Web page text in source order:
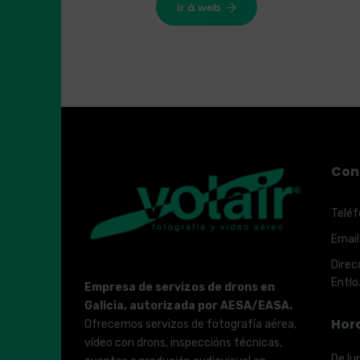
Ir á web
Empresa de servizos de drons en
Galicia, autorizada por AESA/EASA.
Ofrecemos servizos de fotografía aérea,
vídeo con drons, inspeccións técnicas,
Email: